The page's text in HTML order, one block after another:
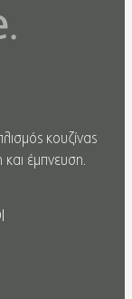
κουζίνας
και έμπνευση.